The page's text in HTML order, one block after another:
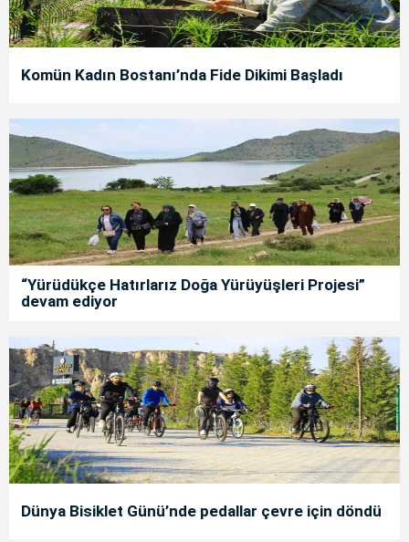
Komün Kadın Bostanı’nda Fide Dikimi Başladı
“Yürüdükçe Hatırlarız Doğa Yürüyüşleri Projesi”
devam ediyor
Dünya Bisiklet Günü’nde pedallar çevre için döndü